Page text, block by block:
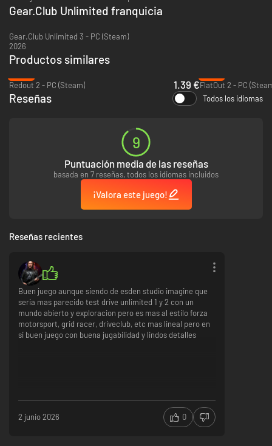
Gear.Club Unlimited franquicia
Gear.Club Unlimited 3 - PC (Steam)
2026
Productos similares
Redout 2 - PC (Steam)
1.39 €FlatOut 2 - PC
Reseñas Todos los idiomas
9
Puntuación media de las reseñas
basada en 7 reseñas, todos los idiomas incluidos
¡Valora este juego!
Reseñas recientes
Buen juego aunque siendo de esden studio imagine que
seria mas parecido test drive unlimited 1 y 2 con un
mundo abierto y exploracion pero es mas al estilo forza
motorsport, grid racer, driveclub, etc mas lineal pero en
si buen juego con buena jugabilidad y lindos detalles
2 junio 2026 0